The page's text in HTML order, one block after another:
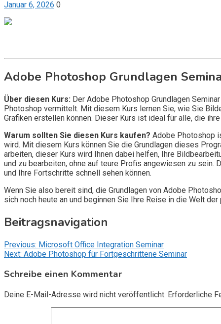
Januar 6, 2026 0
Adobe Photoshop Grundlagen
Über diesen Kurs: Der Adobe Photoshop Grundlagen
Photoshop vermittelt. Mit diesem Kurs lernen Sie, wie Sie
Grafiken erstellen können. Dieser Kurs ist ideal für alle, die
Warum sollten Sie diesen Kurs kaufen? Adobe Photoshop
wird. Mit diesem Kurs können Sie die Grundlagen dieses
arbeiten, dieser Kurs wird Ihnen dabei helfen, Ihre
und zu bearbeiten, ohne auf teure Profis angewiesen zu sein.
und Ihre Fortschritte schnell sehen können.
Wenn Sie also bereit sind, die Grundlagen von Adobe
sich noch heute an und beginnen Sie Ihre Reise in die Welt
Beitragsnavigation
Previous: Microsoft Office Integration Seminar
Next: Adobe Photoshop für Fortgeschrittene Seminar
Schreibe einen Kommentar
Deine E-Mail-Adresse wird nicht veröffentlicht. Erforderliche